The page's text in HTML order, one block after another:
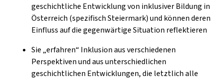
geschichtliche Entwicklung von inklusiver Bildung in
Österreich (spezifisch Steiermark) und können deren
Einfluss auf die gegenwärtige Situation reflektieren
Sie „erfahren“ Inklusion aus verschiedenen
Perspektiven und aus unterschiedlichen
geschichtlichen Entwicklungen, die letztlich alle